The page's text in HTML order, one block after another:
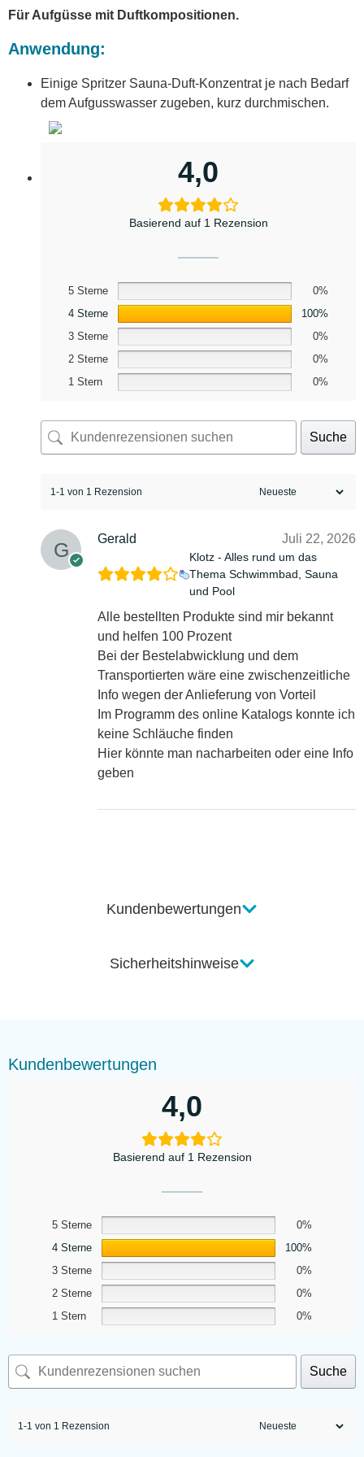
Kundenbewertungen
Sicherheitshinweise
Für Aufgüsse mit Duftkompositionen.
Anwendung:
Einige Spritzer Sauna-Duft-Konzentrat je nach Bedarf
dem Aufgusswasser zugeben, kurz durchmischen.
4,0
Basierend auf 1 Rezension
5 Sterne
0%
4 Sterne
100%
3 Sterne
0%
2 Sterne
0%
1 Stern
0%
Suche
1-1 von 1 Rezension
Gerald Juli 22, 2026
Klotz - Alles rund um das
Thema Schwimmbad, Sauna
und Pool
Alle bestellten Produkte sind mir bekannt
und helfen 100 Prozent
Bei der Bestelabwicklung und dem
Transportierten wäre eine zwischenzeitliche
Info wegen der Anlieferung von Vorteil
Im Programm des online Katalogs konnte ich
keine Schläuche finden
Hier könnte man nacharbeiten oder eine Info
geben
Kundenbewertungen
4,0
Basierend auf 1 Rezension
5 Sterne
0%
4 Sterne
100%
3 Sterne
0%
2 Sterne
0%
1 Stern
0%
Suche
1-1 von 1 Rezension